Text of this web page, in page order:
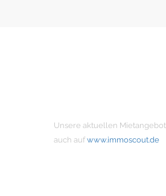
Unsere aktuellen
auch auf www.immoscout.de